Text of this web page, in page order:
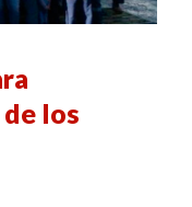
los